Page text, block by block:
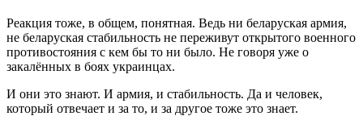
Реакция тоже, в общем, понятная. Ведь ни беларуская армия,
не беларуская стабильность не переживут открытого военного
противостояния с кем бы то ни было. Не говоря уже о
закалённых в боях украинцах.
И они это знают. И армия, и стабильность. Да и человек,
который отвечает и за то, и за другое тоже это знает.